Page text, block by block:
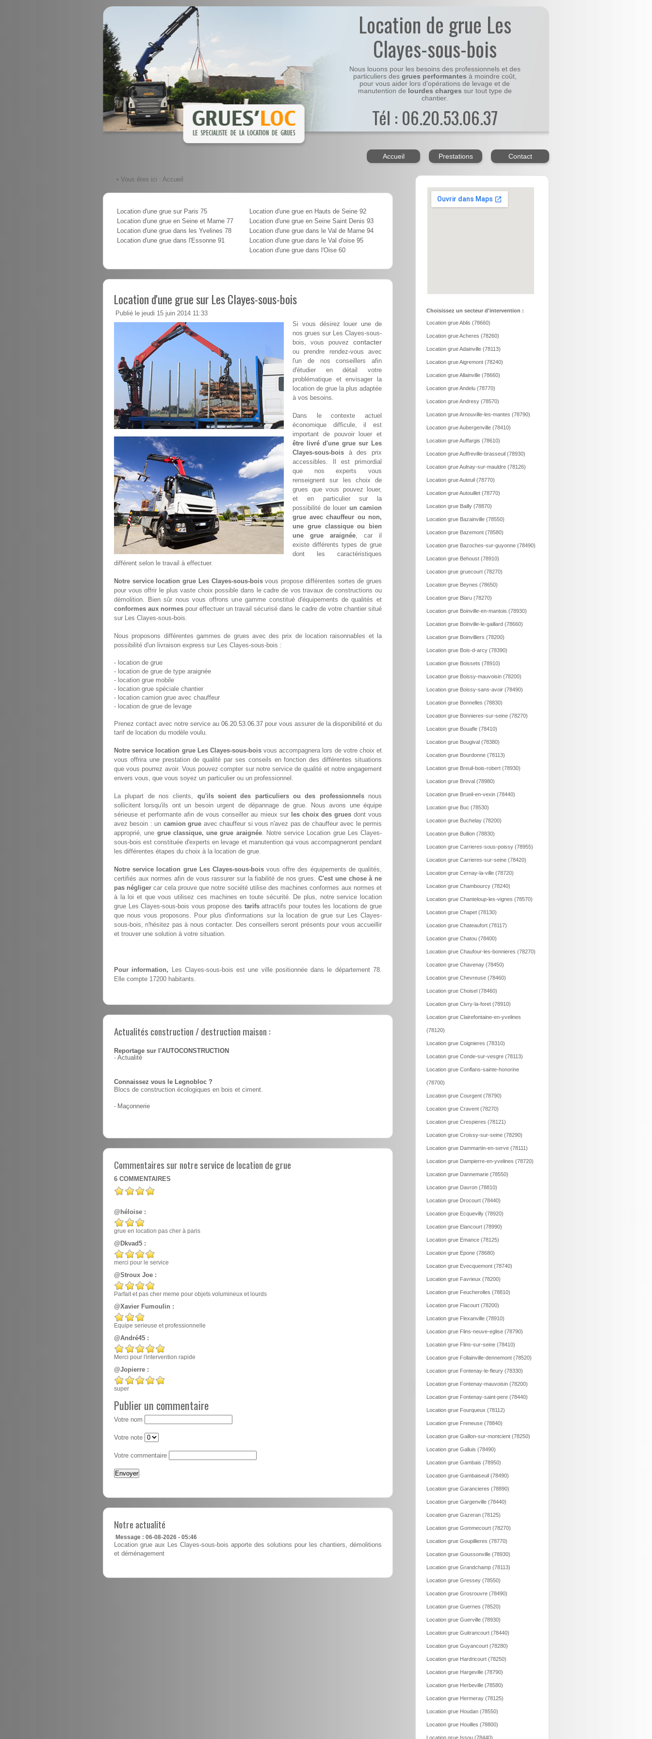
Location de grue Les
Clayes-sous-bois
Nous louons pour les besoins des professionnels et des
particuliers des grues performantes à moindre coût,
pour vous aider lors d'opérations de levage et de
manutention de lourdes charges sur tout type de
chantier.
Tél : 06.20.53.06.37
Accueil Prestations Contact
• Vous êtes ici : Accueil
Location d'une grue sur Paris 75
Location d'une grue en Seine et Marne 77
Location d'une grue dans les Yvelines 78
Location d'une grue dans l'Essonne 91
Location d'une grue en Hauts de Seine 92
Location d'une grue en Seine Saint Denis 93
Location d'une grue dans le Val de Marne 94
Location d'une grue dans le Val d'oise 95
Location d'une grue dans l'Oise 60
Location d'une grue sur Les Clayes-sous-bois
Publié le jeudi 15 juin 2014 11:33
Si vous désirez louer une de
nos grues sur Les Clayes-sous-
bois, vous pouvez contacter
ou prendre rendez-vous avec
l'un de nos conseillers afin
d'étudier en détail votre
problématique et envisager la
location de grue la plus adaptée
à vos besoins.
Dans le contexte actuel
économique difficule, il est
important de pouvoir louer et
être livré d'une grue sur Les
Clayes-sous-bois à des prix
accessibles. Il est primordial
que nos experts vous
renseignent sur les choix de
grues que vous pouvez louer,
et en particulier sur la
possibilité de louer un camion
grue avec chauffeur ou non,
une grue classique ou bien
une grue araignée, car il
existe différents types de grue
dont les caractéristiques
différent selon le travail à effectuer.
Notre service location grue Les Clayes-sous-boisvous propose différentes sortes de grues
pour vous offrir le plus vaste choix possible dans le cadre de vos travaux de constructions ou
démolition. Bien sûr nous vous offrons une gamme constitué d'équipements de qualités et
conformes aux normes pour effectuer un travail sécurisé dans le cadre de votre chantier situé
sur Les Clayes-sous-bois.
Nous proposons différentes gammes de grues avec des prix de location raisonnables et la
possibilité d'un livraison express sur Les Clayes-sous-bois :
- location de grue
- location de grue de type araignée
- location grue mobile
- location grue spéciale chantier
- location camion grue avec chauffeur
- location de grue de levage
Prenez contact avec notre service au 06.20.53.06.37 pour vous assurer de la disponibilité et du
tarif de location du modèle voulu.
Notre service location grue Les Clayes-sous-boisvous accompagnera lors de votre choix et
vous offrira une prestation de qualité par ses conseils en fonction des différentes situations
que vous pourrez avoir. Vous pouvez compter sur notre service de qualité et notre engagement
envers vous, que vous soyez un particulier ou un professionnel.
La plupart de nos clients, qu'ils soient des particuliers ou des professionnelsnous
sollicitent lorsqu'ils ont un besoin urgent de dépannage de grue. Nous avons une équipe
sérieuse et performante afin de vous conseiller au mieux sur les choix des gruesdont vous
avez besoin : un camion grue avec chauffeur si vous n'avez pas de chauffeur avec le permis
approprié, une grue classique, une grue araignée. Notre service Location grue Les Clayes-
sous-bois est constituée d'experts en levage et manutention qui vous accompagneront pendant
les différentes étapes du choix à la location de grue.
Notre service location grue Les Clayes-sous-boisvous offre des équipements de qualités,
certifiés aux normes afin de vous rassurer sur la fiabilité de nos grues.C'est une chose à ne
pas négliger car cela prouve que notre société utilise des machines conformes aux normes et
à la loi et que vous utilisez ces machines en toute sécurité. De plus, notre service location
grue Les Clayes-sous-bois vous propose des tarifsattractifs pour toutes les locations de grue
que nous vous proposons. Pour plus d'informations sur la location de grue sur Les Clayes-
sous-bois, n'hésitez pas à nous contacter. Des conseillers seront présents pour vous accueillir
et trouver une solution à votre situation.
Pour information, Les Clayes-sous-bois est une ville positionnée dans le département 78.
Elle compte 17200 habitants.
Actualités construction / destruction maison :
Reportage sur l'AUTOCONSTRUCTION
- Actualité
Connaissez vous le Legnobloc ?
Blocs de construction écologiques en bois et ciment.
- Maçonnerie
Commentaires sur notre service de location de grue
6 COMMENTAIRES
@héloise :
grue en location pas cher à paris
@Dkvad5 :
merci pour le service
@Stroux Joe :
Parfait et pas cher meme pour objets volumineux et lourds
@Xavier Fumoulin :
Equipe serieuse et professionnelle
@André45 :
Merci pour l'intervention rapide
@Jopierre :
super
Publier un commentaire
Votre nom
Votre note
Votre commentaire
Notre actualité
Message : 06-08-2026 - 05:46
Location grue aux Les Clayes-sous-bois apporte des solutions pour les chantiers, démolitions
et déménagement
Choisissez un secteur d'intervention :
Location grue Ablis (78660)
Location grue Acheres (78260)
Location grue Adainville (78113)
Location grue Aigremont (78240)
Location grue Allainville (78660)
Location grue Andelu (78770)
Location grue Andresy (78570)
Location grue Arnouville-les-mantes (78790)
Location grue Aubergenville (78410)
Location grue Auffargis (78610)
Location grue Auffreville-brasseuil (78930)
Location grue Aulnay-sur-mauldre (78126)
Location grue Auteuil (78770)
Location grue Autouillet (78770)
Location grue Bailly (78870)
Location grue Bazainville (78550)
Location grue Bazemont (78580)
Location grue Bazoches-sur-guyonne (78490)
Location grue Behoust (78910)
Location grue gruecourt (78270)
Location grue Beynes (78650)
Location grue Blaru (78270)
Location grue Boinville-en-mantois (78930)
Location grue Boinville-le-gaillard (78660)
Location grue Boinvilliers (78200)
Location grue Bois-d-arcy (78390)
Location grue Boissets (78910)
Location grue Boissy-mauvoisin (78200)
Location grue Boissy-sans-avoir (78490)
Location grue Bonnelles (78830)
Location grue Bonnieres-sur-seine (78270)
Location grue Bouafle (78410)
Location grue Bougival (78380)
Location grue Bourdonne (78113)
Location grue Breuil-bois-robert (78930)
Location grue Breval (78980)
Location grue Brueil-en-vexin (78440)
Location grue Buc (78530)
Location grue Buchelay (78200)
Location grue Bullion (78830)
Location grue Carrieres-sous-poissy (78955)
Location grue Carrieres-sur-seine (78420)
Location grue Cernay-la-ville (78720)
Location grue Chambourcy (78240)
Location grue Chanteloup-les-vignes (78570)
Location grue Chapet (78130)
Location grue Chateaufort (78117)
Location grue Chatou (78400)
Location grue Chaufour-les-bonnieres (78270)
Location grue Chavenay (78450)
Location grue Chevreuse (78460)
Location grue Choisel (78460)
Location grue Civry-la-foret (78910)
Location grue Clairefontaine-en-yvelines
(78120)
Location grue Coignieres (78310)
Location grue Conde-sur-vesgre (78113)
Location grue Conflans-sainte-honorine
(78700)
Location grue Courgent (78790)
Location grue Cravent (78270)
Location grue Crespieres (78121)
Location grue Croissy-sur-seine (78290)
Location grue Dammartin-en-serve (78111)
Location grue Dampierre-en-yvelines (78720)
Location grue Dannemarie (78550)
Location grue Davron (78810)
Location grue Drocourt (78440)
Location grue Ecquevilly (78920)
Location grue Elancourt (78990)
Location grue Emance (78125)
Location grue Epone (78680)
Location grue Evecquemont (78740)
Location grue Favrieux (78200)
Location grue Feucherolles (78810)
Location grue Flacourt (78200)
Location grue Flexanville (78910)
Location grue Flins-neuve-eglise (78790)
Location grue Flins-sur-seine (78410)
Location grue Follainville-dennemont (78520)
Location grue Fontenay-le-fleury (78330)
Location grue Fontenay-mauvoisin (78200)
Location grue Fontenay-saint-pere (78440)
Location grue Fourqueux (78112)
Location grue Freneuse (78840)
Location grue Gaillon-sur-montcient (78250)
Location grue Galluis (78490)
Location grue Gambais (78950)
Location grue Gambaiseuil (78490)
Location grue Garancieres (78890)
Location grue Gargenville (78440)
Location grue Gazeran (78125)
Location grue Gommecourt (78270)
Location grue Goupillieres (78770)
Location grue Goussonville (78930)
Location grue Grandchamp (78113)
Location grue Gressey (78550)
Location grue Grosrouvre (78490)
Location grue Guernes (78520)
Location grue Guerville (78930)
Location grue Guitrancourt (78440)
Location grue Guyancourt (78280)
Location grue Hardricourt (78250)
Location grue Hargeville (78790)
Location grue Herbeville (78580)
Location grue Hermeray (78125)
Location grue Houdan (78550)
Location grue Houilles (78800)
Location grue Issou (78440)